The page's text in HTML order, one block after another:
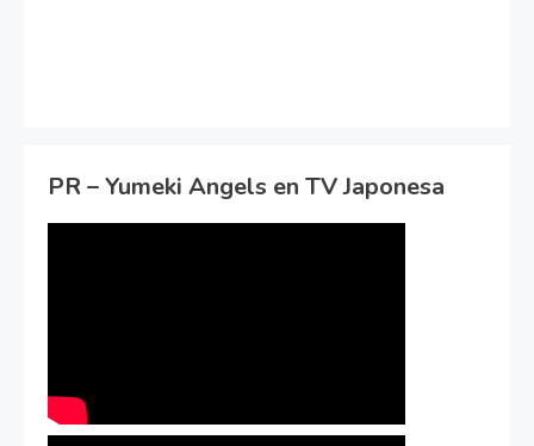
PR – Yumeki Angels en TV Japonesa